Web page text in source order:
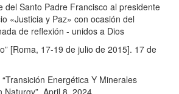
del Santo Padre Francisco al presidente
«Justicia y Paz» con ocasión del
de reflexión - unidos a Dios
[Roma, 17-19 de julio de 2015]. 17 de
Energética Y Minerales